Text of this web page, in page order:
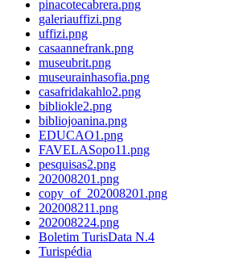
pinacotecabrera.png
galeriauffizi.png
uffizi.png
casaannefrank.png
museubrit.png
museurainhasofia.png
casafridakahlo2.png
bibliokle2.png
bibliojoanina.png
EDUCAO1.png
FAVELASopo11.png
pesquisas2.png
202008201.png
copy_of_202008201.png
202008211.png
202008224.png
Boletim TurisData N.4
Turispédia